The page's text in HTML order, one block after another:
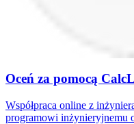
Oceń za pomocą
Współpraca online z
programowi inżynieryjnemu